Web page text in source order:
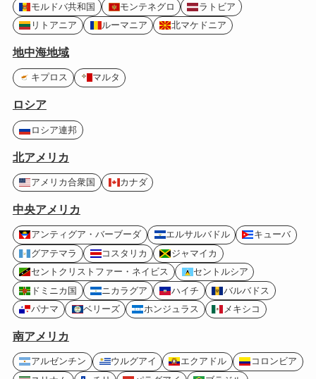
モルドバ共和国
モンテネグロ
ラトビア
リトアニア
ルーマニア 北マケドニア
地中海地域
キプロス マルタ
ロシア
ロシア連邦
北アメリカ
アメリカ合衆国 カナダ
中央アメリカ
アンティグア・バーブーダ エルサルバドル
キューバ
グアテマラ
コスタリカ
ジャマイカ
セントクリストファー・ネイビス
セントルシア
ドミニカ国
ニカラグア ハイチ
バルバドス
パナマ
ベリーズ ホンジュラス メキシコ
南アメリカ
アルゼンチン ウルグアイ エクアドル
コロンビア